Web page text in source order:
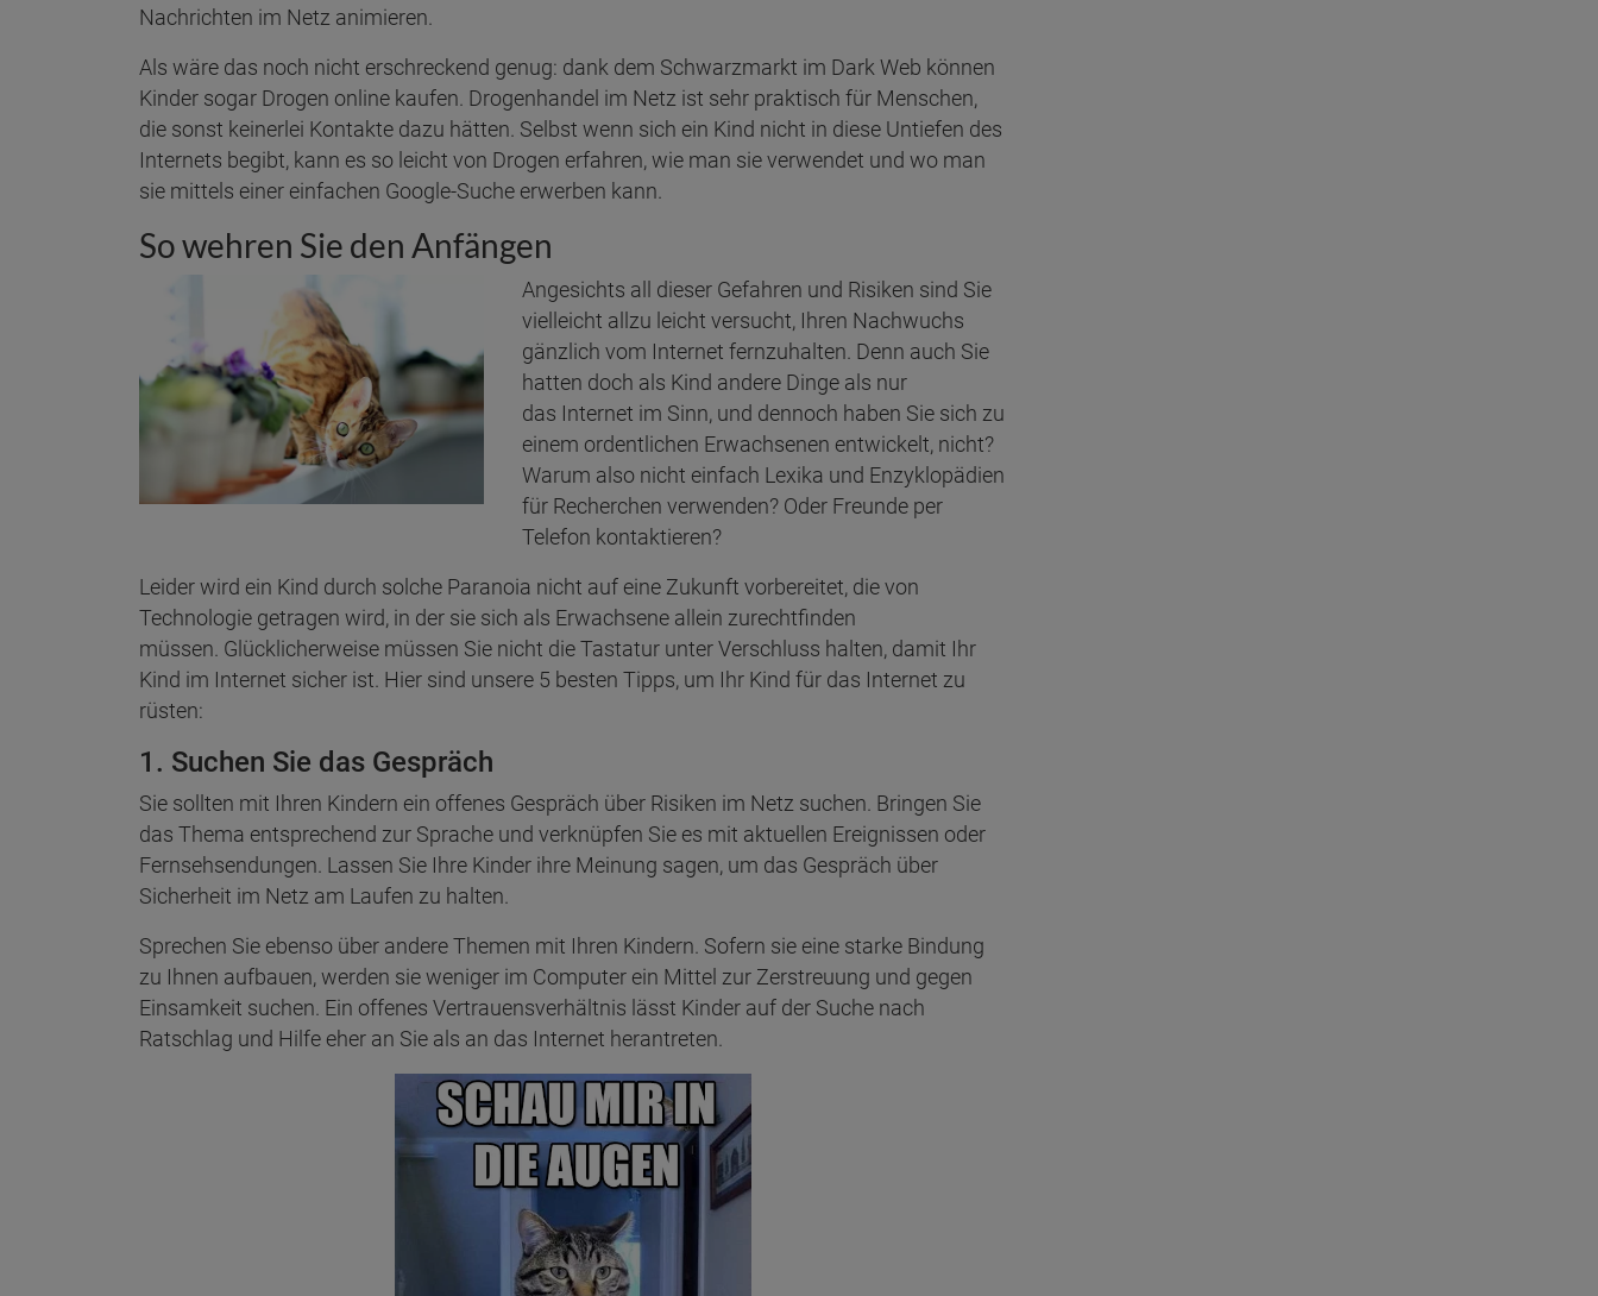
Nachrichten im Netz animieren.
Als wäre das noch nicht erschreckend genug: dank dem Schwarzmarkt im Dark Web können
Kinder sogar Drogen online kaufen. Drogenhandel im Netz ist sehr praktisch für Menschen,
die sonst keinerlei Kontakte dazu hätten. Selbst wenn sich ein Kind nicht in diese Untiefen des
Internets begibt, kann es so leicht von Drogen erfahren, wie man sie verwendet und wo man
sie mittels einer einfachen Google-Suche erwerben kann.
So wehren Sie den Anfängen
Angesichts all dieser Gefahren und Risiken sind Sie
vielleicht allzu leicht versucht, Ihren Nachwuchs
gänzlich vom Internet fernzuhalten. Denn auch Sie
hatten doch als Kind andere Dinge als nur
das Internet im Sinn, und dennoch haben Sie sich zu
einem ordentlichen Erwachsenen entwickelt, nicht?
Warum also nicht einfach Lexika und Enzyklopädien
für Recherchen verwenden? Oder Freunde per
Telefon kontaktieren?
Leider wird ein Kind durch solche Paranoia nicht auf eine Zukunft vorbereitet, die von
Technologie getragen wird, in der sie sich als Erwachsene allein zurechtfinden
müssen. Glücklicherweise müssen Sie nicht die Tastatur unter Verschluss halten, damit Ihr
Kind im Internet sicher ist. Hier sind unsere 5 besten Tipps, um Ihr Kind für das Internet zu
rüsten:
1. Suchen Sie das Gespräch
Sie sollten mit Ihren Kindern ein offenes Gespräch über Risiken im Netz suchen. Bringen Sie
das Thema entsprechend zur Sprache und verknüpfen Sie es mit aktuellen Ereignissen oder
Fernsehsendungen. Lassen Sie Ihre Kinder ihre Meinung sagen, um das Gespräch über
Sicherheit im Netz am Laufen zu halten.
Sprechen Sie ebenso über andere Themen mit Ihren Kindern. Sofern sie eine starke Bindung
zu Ihnen aufbauen, werden sie weniger im Computer ein Mittel zur Zerstreuung und gegen
Einsamkeit suchen. Ein offenes Vertrauensverhältnis lässt Kinder auf der Suche nach
Ratschlag und Hilfe eher an Sie als an das Internet herantreten.